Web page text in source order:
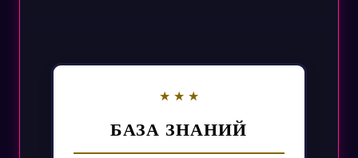
БАЗА ЗНАНИЙ